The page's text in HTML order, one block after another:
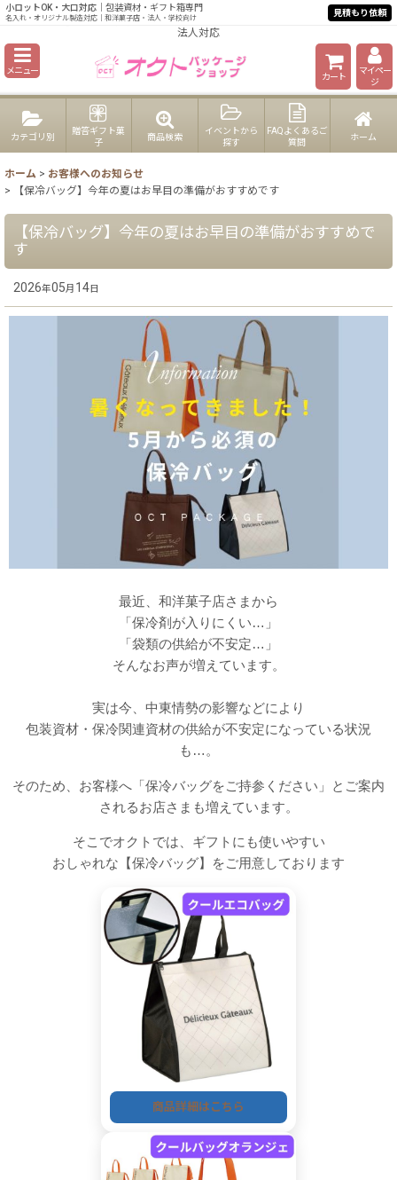
小ロットOK・大口対応 ｜包装資材・ギフト箱専門
名入れ・オリジナル製造対応｜和洋菓子店・法人・学校向け
見積もり依頼
大口注文歓迎｜和洋菓子店向け包装資材・業務用パッケージ｜ギフト・卸菓子・
法人対応
メニュー
カート
マイペー
ジ
カテゴリ別
贈答ギフト菓
子
商品検索
イベントから
探す
FAQよくあるご
質問
ホーム
ホーム > お客様へのお知らせ
>
【保冷バッグ】今年の夏はお早目の準備がおすすめです
【保冷バッグ】今年の夏はお早目の準備がおすすめで
す
2026年05月 14日
最近、和洋菓子店さまから
「保冷剤が入りにくい…」
「袋類の供給が不安定…」
そんなお声が増えています。
実は今、 中東情勢の影響などにより
包装資材・保冷関連資材の供給が不安定になっている状況
も…。
そのため、 お客様へ 「保冷バッグをご持参ください」 と ご案内
されるお店さまも増えています。
そこでオクトでは、 ギフトにも使いやすい
おしゃれな【保冷バッグ】をご用意しております
商品詳細はこちら